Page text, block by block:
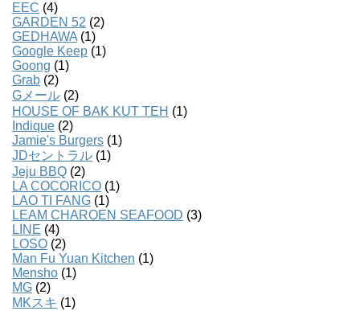
EEC (4)
GARDEN 52 (2)
GEDHAWA(1)
Google Keep (1)
Goong (1)
Grab (2)
Gメール (2)
HOUSE OF BAK KUT TEH (1)
Indique (2)
Jamie's Burgers (1)
JDセントラル (1)
Jeju BBQ (2)
LA COCORICO (1)
LAO TI FANG (1)
LEAM CHAROEN SEAFOOD (3)
LINE (4)
LOSO (2)
Man Fu Yuan Kitchen (1)
Mensho (1)
MG (2)
MKスキ (1)